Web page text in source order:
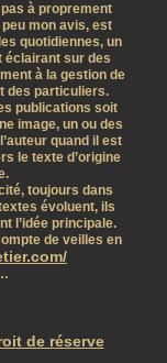
pas à proprement
mon avis, est
quotidiennes, un
éclairant sur des
à la gestion de
des particuliers.
publications soit
image, un ou des
quand il est
le texte d’origine
toujours dans
évoluent, ils
l’idée principale.
de veilles en
de réserve